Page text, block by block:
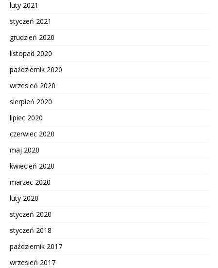
luty 2021
styczeń 2021
grudzień 2020
listopad 2020
październik 2020
wrzesień 2020
sierpień 2020
lipiec 2020
czerwiec 2020
maj 2020
kwiecień 2020
marzec 2020
luty 2020
styczeń 2020
styczeń 2018
październik 2017
wrzesień 2017